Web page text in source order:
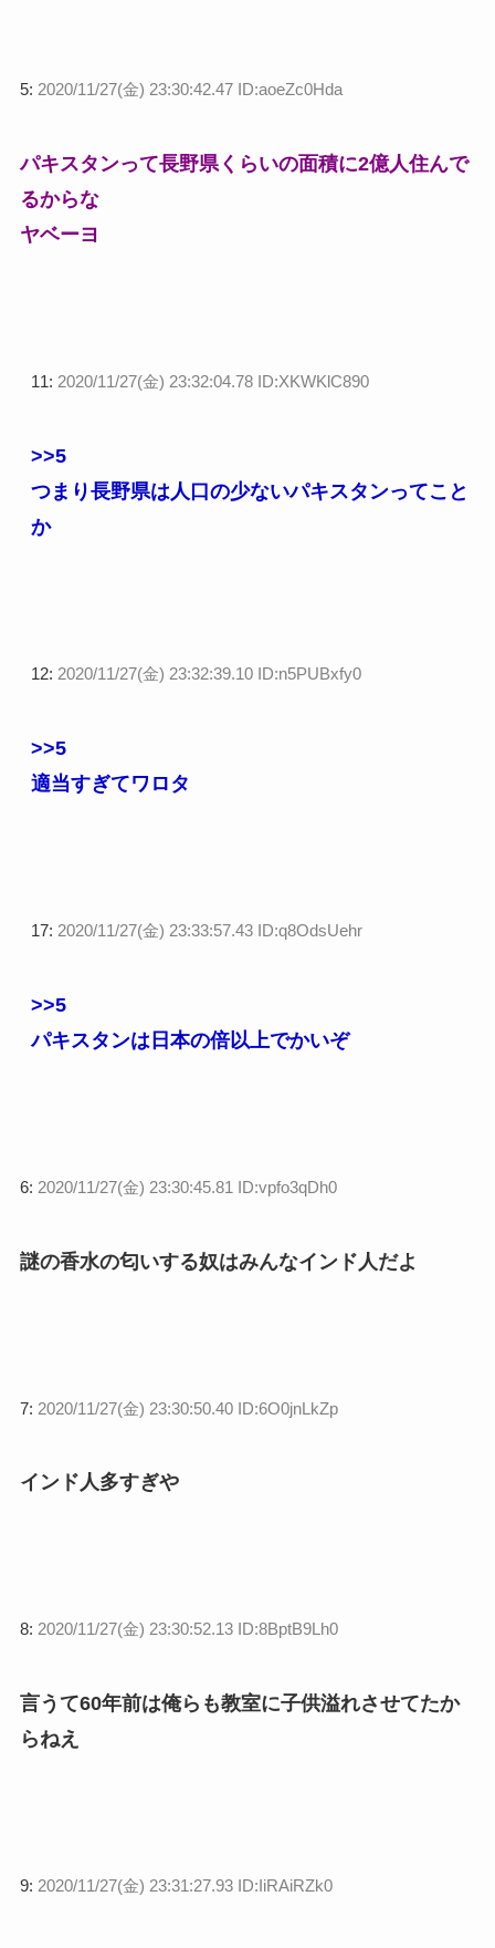
5: 2020/11/27(金) 23:30:42.47 ID:aoeZc0Hda
パキスタンって長野県くらいの面積に2億人住んで
るからな
ヤベーヨ
11: 2020/11/27(金) 23:32:04.78 ID:XKWKlC890
>>5
つまり長野県は人口の少ないパキスタンってこと
か
12: 2020/11/27(金) 23:32:39.10 ID:n5PUBxfy0
>>5
適当すぎてワロタ
17: 2020/11/27(金) 23:33:57.43 ID:q8OdsUehr
>>5
パキスタンは日本の倍以上でかいぞ
6: 2020/11/27(金) 23:30:45.81 ID:vpfo3qDh0
謎の香水の匂いする奴はみんなインド人だよ
7: 2020/11/27(金) 23:30:50.40 ID:6O0jnLkZp
インド人多すぎや
8: 2020/11/27(金) 23:30:52.13 ID:8BptB9Lh0
言うて60年前は俺らも教室に子供溢れさせてたか
らねえ
9: 2020/11/27(金) 23:31:27.93 ID:IiRAiRZk0